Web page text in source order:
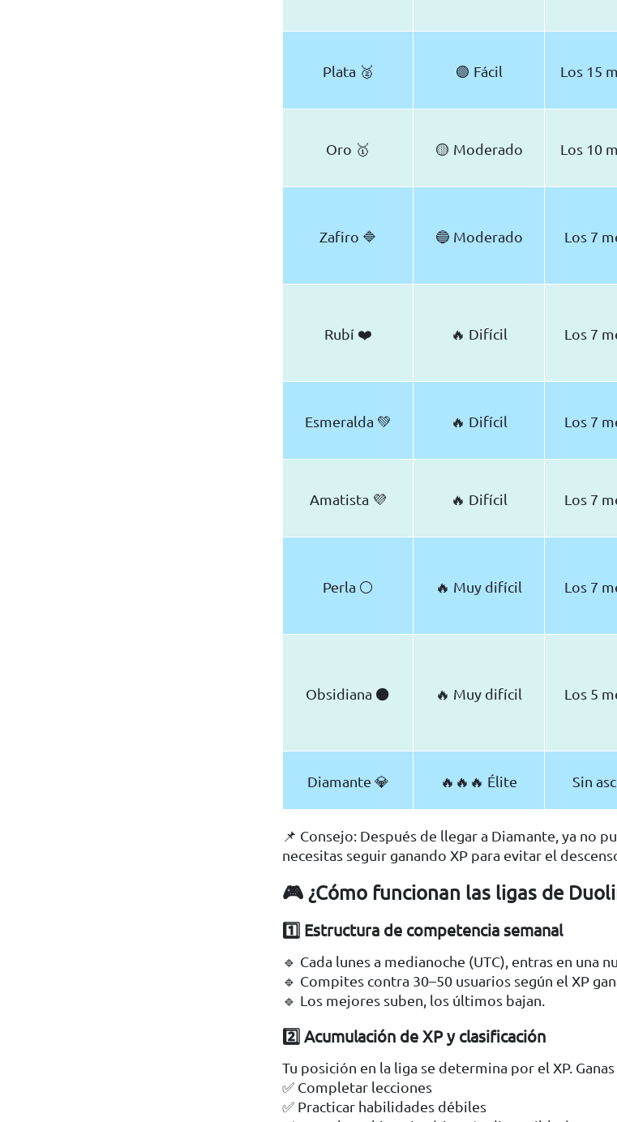
Plata 🥈 🟢 Fácil Los 15
Oro 🥇 🟡 Moderado Los 10
Zafiro 🔷 🔵 Moderado Los 7
Rubí ❤️ 🔥 Difícil Los 7
Esmeralda 💚 🔥 Difícil Los 7
Amatista 💜 🔥 Difícil Los 7
Perla ⚪ 🔥 Muy difícil Los 7
Obsidiana ⚫ 🔥 Muy difícil Los 5
Diamante 💎 🔥🔥🔥 Élite Sin
📌 Consejo: Después de llegar a Diamante, ya no
necesitas seguir ganando XP para evitar el
🎮 ¿Cómo funcionan las ligas de
1️⃣ Estructura de competencia semanal
🔹 Cada lunes a medianoche (UTC), entras en una
🔹 Compites contra 30–50 usuarios según el XP
🔹 Los mejores suben, los últimos bajan.
2️⃣ Acumulación de XP y clasificación
Tu posición en la liga se determina por el XP. Ganas
✅ Completar lecciones
✅ Practicar habilidades débiles